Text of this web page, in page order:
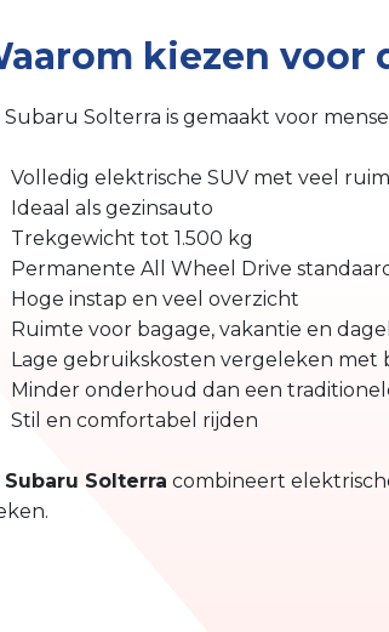
kiezen voor
Subaru Solterra is gemaakt voor
Volledig elektrische SUV met veel
Ideaal als gezinsauto
Trekgewicht tot 1.500 kg
Permanente All Wheel Drive
Hoge instap en veel overzicht
Ruimte voor bagage, vakantie en
Lage gebruikskosten vergeleken met
Minder onderhoud dan een
Stil en comfortabel rijden
Subaru Solterra combineert